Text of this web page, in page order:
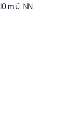
|0m ü. NN